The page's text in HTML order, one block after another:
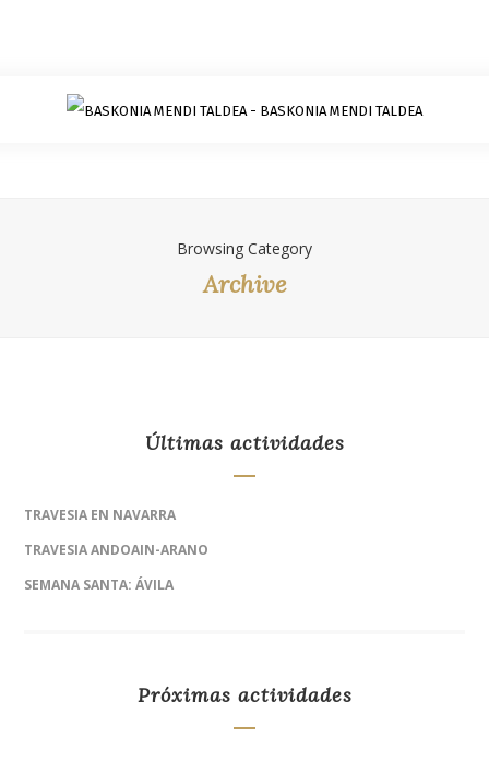
Browsing Category
Archive
Últimas actividades
TRAVESIA EN NAVARRA
TRAVESIA ANDOAIN-ARANO
SEMANA SANTA: ÁVILA
Próximas actividades